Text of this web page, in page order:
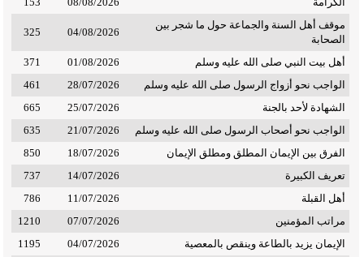
موقف أهل السنة والجماعة حول ما شجر بين
الصحابة
04/08/2026
325
أهل بيت النبي صلى الله عليه وسلم 01/08/2026
371
الواجب نحو أزواج الرسول صلى الله عليه وسلم
28/07/2026
461
الشهادة لأحد بالجنة
25/07/2026
665
الواجب نحو أصحاب الرسول صلى الله عليه وسلم
21/07/2026
635
الفرق بين الإيمان المطلق ومطلق الإيمان
18/07/2026
850
تعريف الكبيرة
14/07/2026
737
أهل القبلة
11/07/2026
786
مراتب المؤمنين
07/07/2026
1210
الإيمان يزيد بالطاعة وينقص بالمعصية
04/07/2026
1195